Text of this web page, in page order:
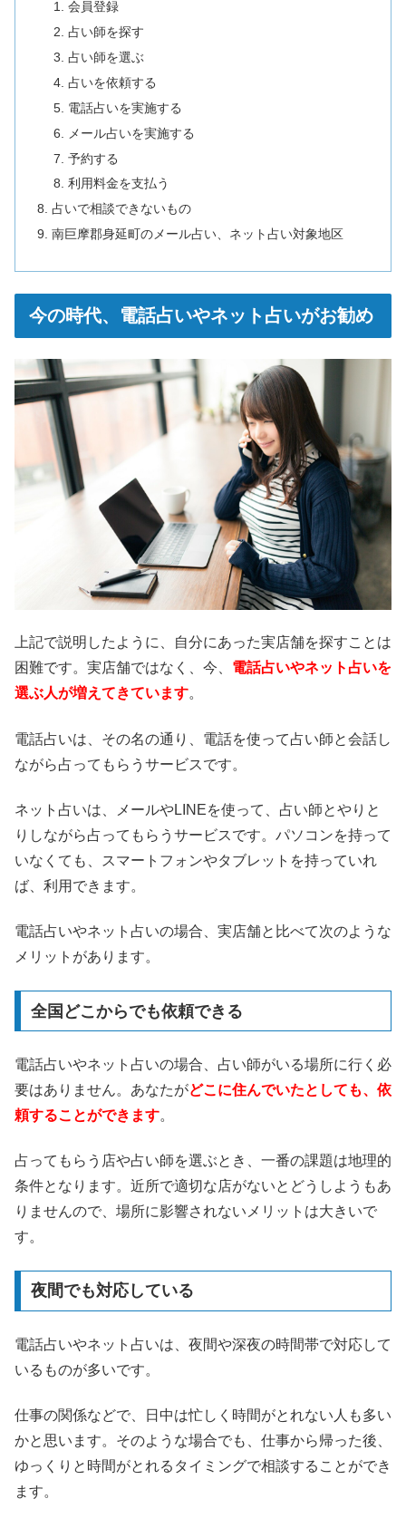
会員登録
占い師を探す
占い師を選ぶ
占いを依頼する
電話占いを実施する
メール占いを実施する
予約する
利用料金を支払う
占いで相談できないもの
南巨摩郡身延町のメール占い、ネット占い対象地区
今の時代、電話占いやネット占いがお勧め
上記で説明したように、自分にあった実店舗を探すことは
困難です。実店舗ではなく、今、 電話占いやネット占いを
選ぶ人が増えてきています。
電話占いは、その名の通り、電話を使って占い師と会話し
ながら占ってもらうサービスです。
ネット占いは、メールやLINEを使って、占い師とやりと
りしながら占ってもらうサービスです。パソコンを持って
いなくても、スマートフォンやタブレットを持っていれ
ば、利用できます。
電話占いやネット占いの場合、実店舗と比べて次のような
メリットがあります。
全国どこからでも依頼できる
電話占いやネット占いの場合、占い師がいる場所に行く必
要はありません。あなたがどこに住んでいたとしても、依
頼することができます。
占ってもらう店や占い師を選ぶとき、一番の課題は地理的
条件となります。近所で適切な店がないとどうしようもあ
りませんので、場所に影響されないメリットは大きいで
す。
夜間でも対応している
電話占いやネット占いは、夜間や深夜の時間帯で対応して
いるものが多いです。
仕事の関係などで、日中は忙しく時間がとれない人も多い
かと思います。そのような場合でも、仕事から帰った後、
ゆっくりと時間がとれるタイミングで相談することができ
ます。